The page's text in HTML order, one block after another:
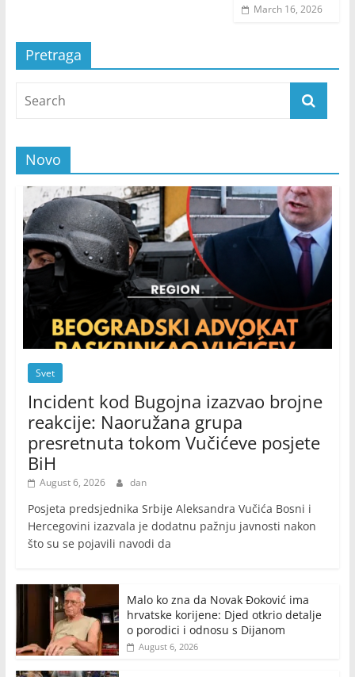
March 16, 2026
Pretraga
Novo
Svet
Incident kod Bugojna izazvao brojne
reakcije: Naoružana grupa
presretnuta tokom Vučićeve posjete
BiH
August 6, 2026 dan
Posjeta predsjednika Srbije Aleksandra Vučića Bosni i
Hercegovini izazvala je dodatnu pažnju javnosti nakon
što su se pojavili navodi da
Malo ko zna da Novak Đoković ima
hrvatske korijene: Djed otkrio detalje
o porodici i odnosu s Dijanom
August 6, 2026